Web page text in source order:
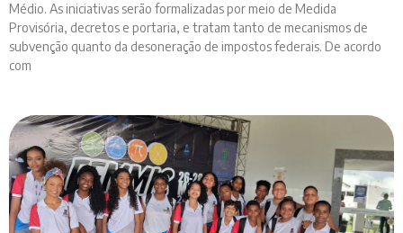
Médio. As iniciativas serão formalizadas por meio de Medida
Provisória, decretos e portaria, e tratam tanto de mecanismos de
subvenção quanto da desoneração de impostos federais. De acordo
com